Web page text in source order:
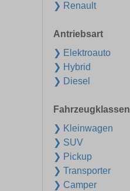
❯ Renault
Antriebsart
❯ Elektroauto
❯ Hybrid
❯ Diesel
Fahrzeugklassen
❯ Kleinwagen
❯ SUV
❯ Pickup
❯ Transporter
❯ Camper